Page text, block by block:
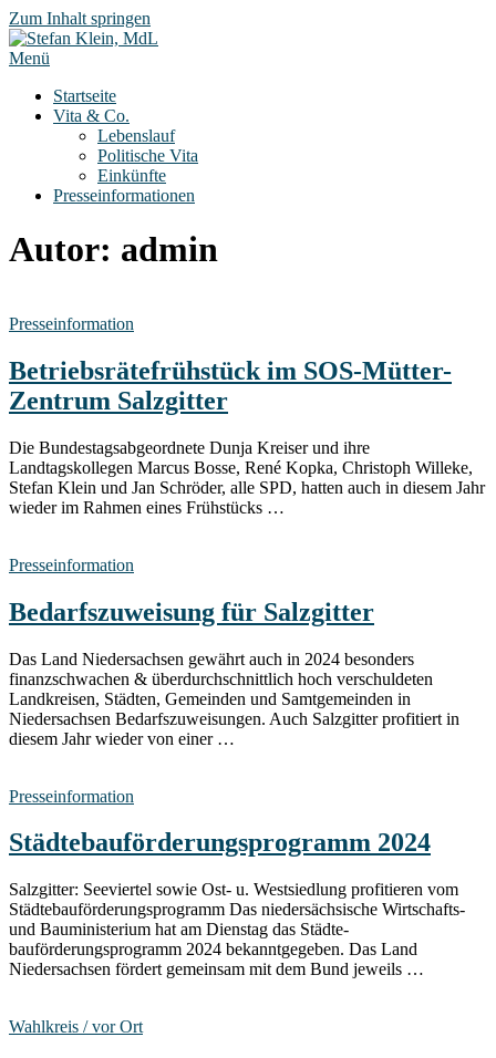
Zum Inhalt springen
Menü
Startseite
Vita & Co.
Lebenslauf
Politische Vita
Einkünfte
Presseinformationen
Autor: admin
Presseinformation
Betriebsrätefrühstück im SOS-Mütter-
Zentrum Salzgitter
Die Bundestagsabgeordnete Dunja Kreiser und ihre
Landtagskollegen Marcus Bosse, René Kopka, Christoph Willeke,
Stefan Klein und Jan Schröder, alle SPD, hatten auch in diesem Jahr
wieder im Rahmen eines Frühstücks …
Presseinformation
Bedarfszuweisung für Salzgitter
Das Land Niedersachsen gewährt auch in 2024 besonders
finanzschwachen & überdurchschnittlich hoch verschuldeten
Landkreisen, Städten, Gemeinden und Samtgemeinden in
Niedersachsen Bedarfszuweisungen. Auch Salzgitter profitiert in
diesem Jahr wieder von einer …
Presseinformation
Städtebauförderungsprogramm 2024
Salzgitter: Seeviertel sowie Ost- u. Westsiedlung profitieren vom
Städtebauförderungsprogramm Das niedersächsische Wirtschafts-
und Bauministerium hat am Dienstag das Städte-
bauförderungsprogramm 2024 bekanntgegeben. Das Land
Niedersachsen fördert gemeinsam mit dem Bund jeweils …
Wahlkreis / vor Ort